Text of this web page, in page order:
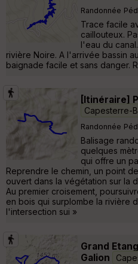
Randonnée
Trace facile
caillouteux.
l'eau du
rivière Noire. A l'arrivée bassin
baignade facile et sans danger.
[Itinéraire]
Capesterre-
Randonnée
Balisage
quelques
qui offre un
Reprendre le chemin, un point
ouvert dans la végétation sur la
Au premier croisement,
en bois qui surplombe la rivière
l'intersection sui »
Grand
Galion